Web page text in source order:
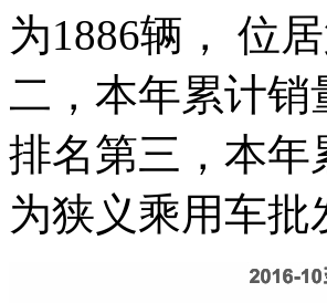
为1886辆， 位
二，本年累计销
排名第三，本年
为狭义乘用车批